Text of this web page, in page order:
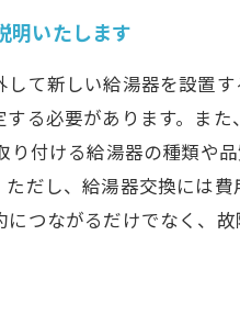
明いたします
て新しい給湯器を設置
る必要があります。ま
付ける給湯器の種類や
だし、給湯器交換には
つながるだけでなく、